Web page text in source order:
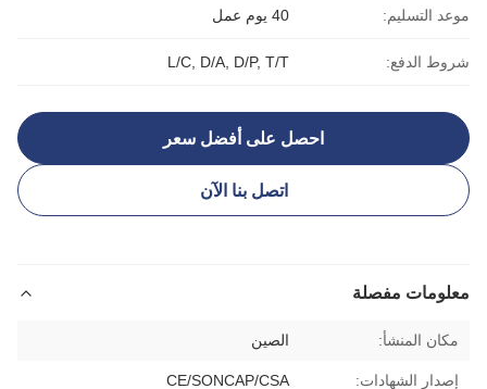
موعد التسليم: 40 يوم عمل
شروط الدفع: L/C, D/A, D/P, T/T
احصل على أفضل سعر
اتصل بنا الآن
معلومات مفصلة
مكان المنشأ: الصين
إصدار الشهادات: CE/SONCAP/CSA